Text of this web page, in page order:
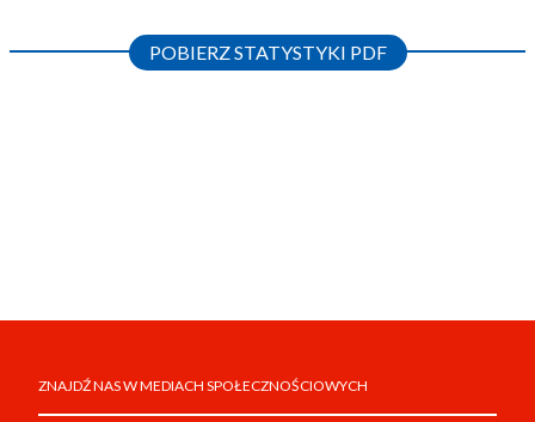
POBIERZ STATYSTYKI PDF
ZNAJDŹ NAS W MEDIACH SPOŁECZNOŚCIOWYCH